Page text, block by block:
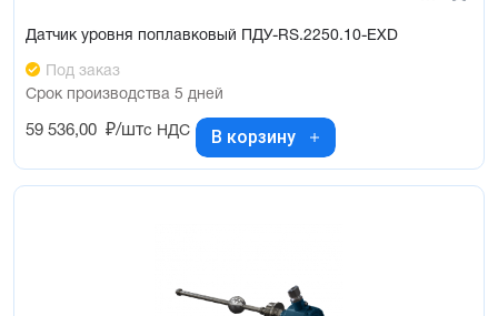
Датчик уровня поплавковый ПДУ-RS.2250.10-ЕХD
Под заказ
Срок производства 5 дней
59 536,00 ₽/штс НДС В корзину